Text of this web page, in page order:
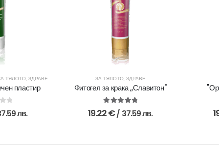
ТЯЛОТО, ЗДРАВЕ
пластир
5 лв.
ЗА ТЯЛОТО, ЗДРАВЕ
Фитогел за крака ,,Славитон"
5.00 out of 5
19.22€/ 37.59 лв.